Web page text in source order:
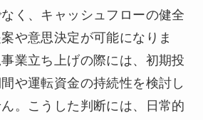
く、キャッシュフローの健全
や意思決定が可能になりま
業立ち上げの際には、初期投
や運転資金の持続性を検討し
。こうした判断には、日常的